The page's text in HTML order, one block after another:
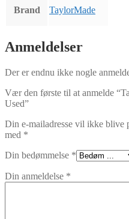
Brand TaylorMade
Anmeldelser
Der er endnu ikke nogle
Vær den første til at anmelde
Used”
Din e-mailadresse vil ikke blive
med *
Din bedømmelse *
Din anmeldelse *